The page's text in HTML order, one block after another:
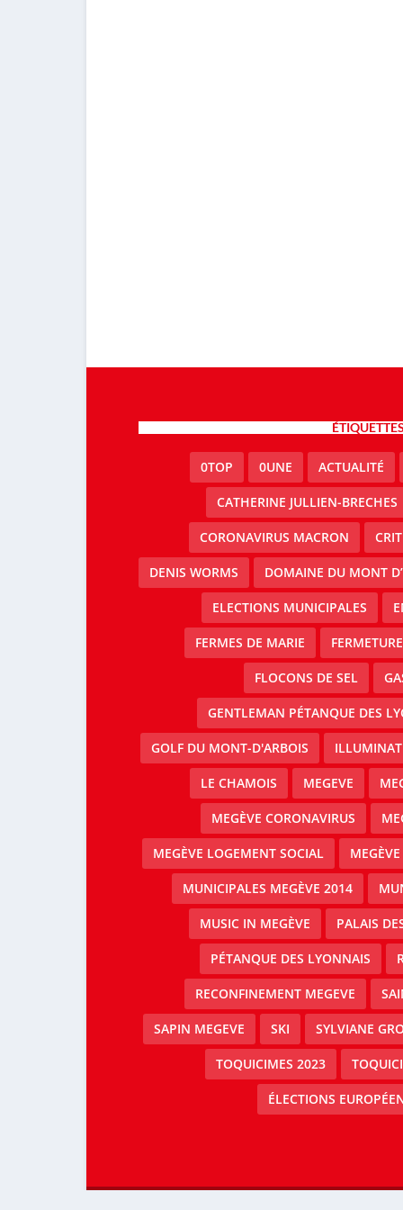
0TOP 0UNE ACTUALITÉ
CATHERINE JULLIEN-BRECHES
CORONAVIRUS MACRON
DENIS WORMS DOMAINE DU MONT
ELECTIONS MUNICIPALES
FERMES DE MARIE
FLOCONS DE SEL
GENTLEMAN PÉTANQUE DES
GOLF DU MONT-D'ARBOIS
LE CHAMOIS MEGEVE
MEGÈVE CORONAVIRUS
MEGÈVE LOGEMENT SOCIAL
MUNICIPALES MEGÈVE 2014
MUSIC IN MEGÈVE PALAIS
PÉTANQUE DES LYONNAIS
RECONFINEMENT MEGEVE
SAPIN MEGEVE SKI SYLVIANE
TOQUICIMES 2023
ÉLECTIONS